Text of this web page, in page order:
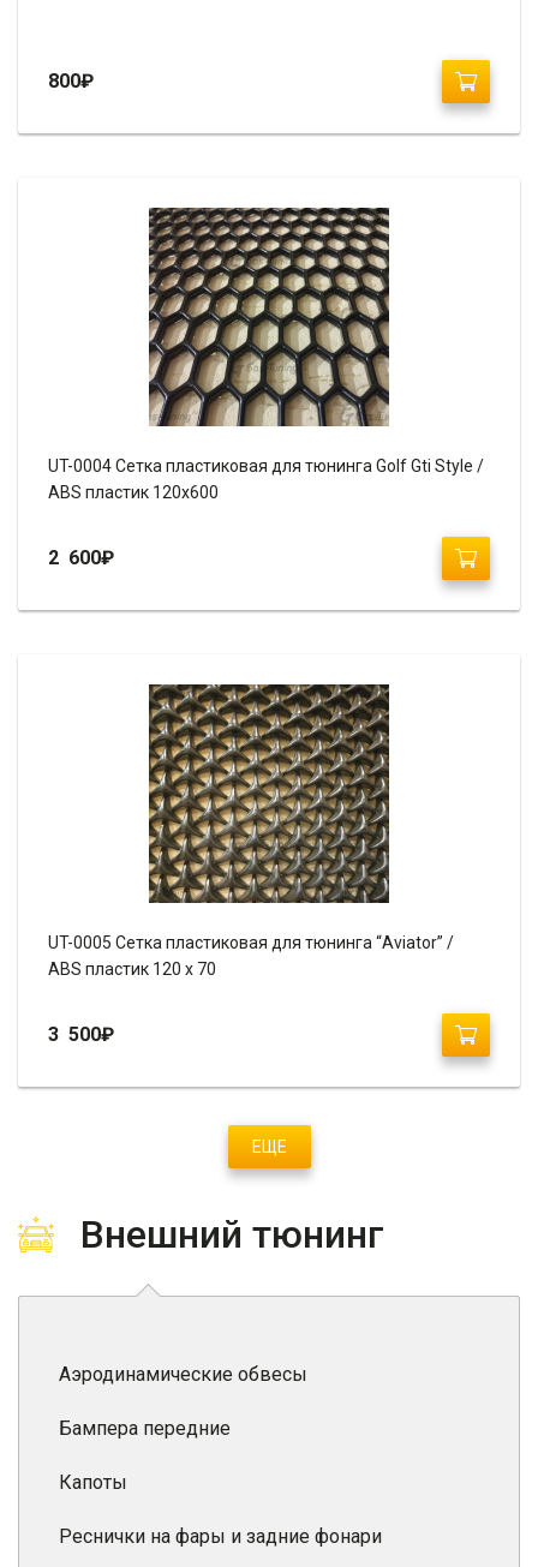
800₽
UT-0004 Сетка пластиковая для тюнинга Golf Gti Style /
ABS пластик 120х600
2 600₽
UT-0005 Сетка пластиковая для тюнинга “Aviator” /
ABS пластик 120 х 70
3 500₽
ЕЩЕ
Внешний тюнинг
Аэродинамические обвесы
Бампера передние
Капоты
Реснички на фары и задние фонари